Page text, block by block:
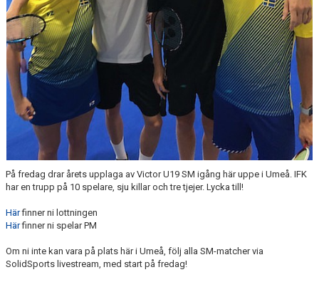
På fredag drar årets upplaga av Victor U19 SM igång här uppe i Umeå. IFK
har en trupp på 10 spelare, sju killar och tre tjejer. Lycka till!
Härfinner ni lottningen
Härfinner ni spelar PM
Om ni inte kan vara på plats här i Umeå, följ alla SM-matcher via
SolidSports livestream, med start på fredag!